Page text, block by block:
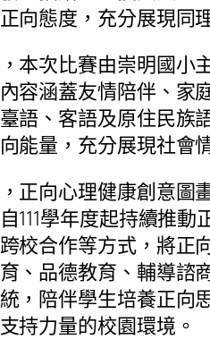
向態度，充分展現同
本次比賽由崇明國小
容涵蓋友情陪伴、家
語、客語及原住民族
能量，充分展現社會
正向心理健康創意圖
111學年度起持續推
校合作等方式，將正
、品德教育、輔導諮
，陪伴學生培養正向
持力量的校園環境。